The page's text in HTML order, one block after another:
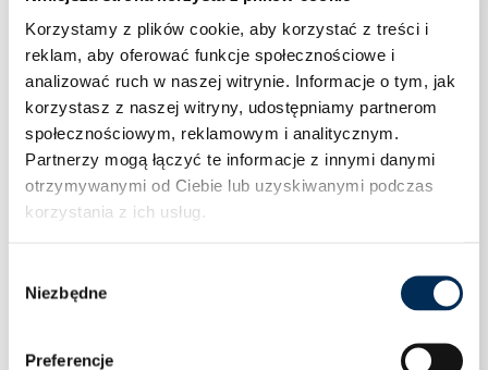
Korzystamy z plików cookie, aby korzystać z treści i
reklam, aby oferować funkcje społecznościowe i
analizować ruch w naszej witrynie. Informacje o tym, jak
korzystasz z naszej witryny, udostępniamy partnerom
społecznościowym, reklamowym i analitycznym.
Partnerzy mogą łączyć te informacje z innymi danymi
otrzymywanymi od Ciebie lub uzyskiwanymi podczas
korzystania z ich usług.
zgody
Niezbędne
Preferencje